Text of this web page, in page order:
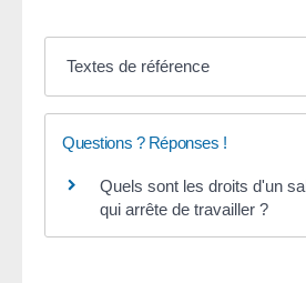
Textes de référence
Questions ? Réponses !
Quels sont les droits d'un
qui arrête de travailler ?